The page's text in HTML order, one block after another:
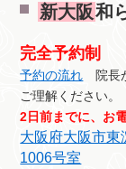
新大阪 和
完全予約制
予約の流れ 院長
ご理解ください。
2日前までに、お
大阪府大阪市東
1006号室